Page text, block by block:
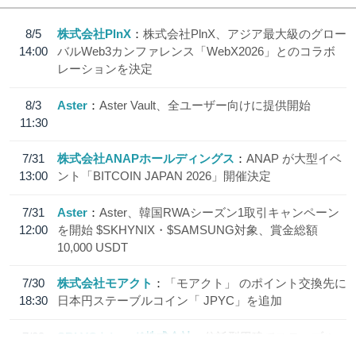
8/5
14:00
株式会社PlnX
株式会社PlnX、アジア最大級のグロー
バルWeb3カンファレンス「WebX2026」とのコラボ
レーションを決定
8/3
11:30
Aster Aster Vault、全ユーザー向けに提供開始
7/31
13:00
株式会社ANAPホールディングス
ANAP が大型イベ
ント「BITCOIN JAPAN 2026」開催決定
7/31
12:00
Aster
Aster、韓国RWAシーズン1取引キャンペーン
を開始 $SKHYNIX・$SAMSUNG対象、賞金総額
10,000 USDT
7/30
18:30
株式会社モアクト
「モアクト」 のポイント交換先に
日本円ステーブルコイン「 JPYC」を追加
7/29
SBI VCトレード株式会社
信託型円建てステーブル